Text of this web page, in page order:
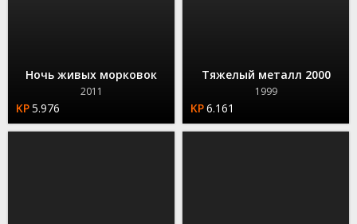
Ночь живых морковок
2011
5.976
Тяжелый металл 2000
1999
6.161